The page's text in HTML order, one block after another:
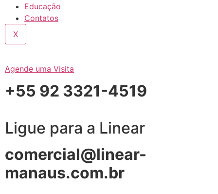
Educação
Contatos
X
Agende uma Visita
+55 92 3321-4519
Ligue para a Linear
comercial@linear-
manaus.com.br